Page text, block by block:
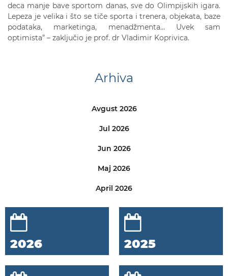
deca manje bave sportom danas, sve do Olimpijskih igara.
Lepeza je velika i što se tiče sporta i trenera, objekata, baze
podataka, marketinga, menadžmenta… Uvek sam
optimista” – zaključio je prof. dr Vladimir Koprivica.
Arhiva
Avgust 2026
Jul 2026
Jun 2026
Maj 2026
April 2026
2026 2025